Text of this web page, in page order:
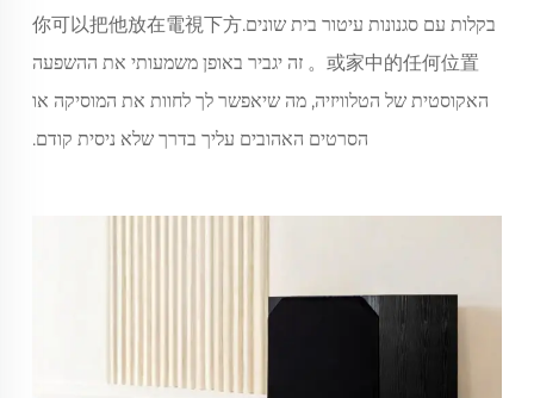
בקלות עם סגנונות עיטור בית שונים.你可以把他放在電視下方
或家中的任何位置。 זה יגביר באופן משמעותי את ההשפעה
האקוסטית של הטלוויזיה, מה שיאפשר לך לחוות את המוסיקה או
הסרטים האהובים עליך בדרך שלא ניסית קודם.